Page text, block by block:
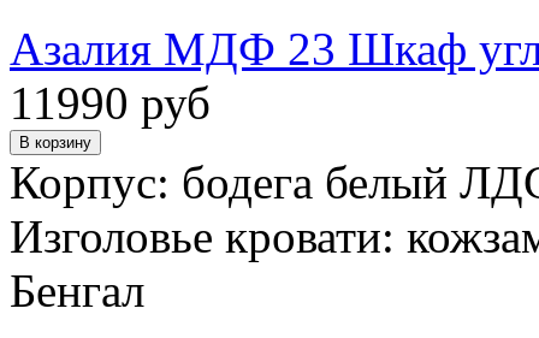
Азалия МДФ 23 Шкаф
11990 руб
Корпус: бодега белый
Изголовье кровати:
Бенгал